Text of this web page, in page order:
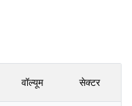
वॉल्यूम सेक्टर